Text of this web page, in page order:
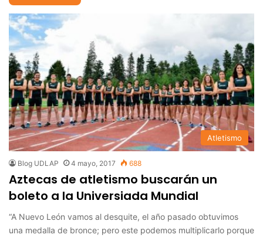
Atletismo
Blog UDLAP 4 mayo, 2017 688
Aztecas de atletismo buscarán un
boleto a la Universiada Mundial
“A Nuevo León vamos al desquite, el año pasado obtuvimos
una medalla de bronce; pero este podemos multiplicarlo porque